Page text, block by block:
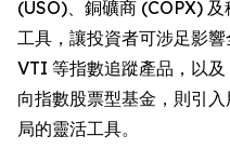
(USO)、銅礦商 (COPX)
工具，讓投資者可涉足影
VTI 等指數追蹤產品，以
向指數股票型基金，則引
局的靈活工具。